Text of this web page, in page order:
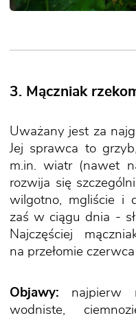
3. Mączniak
Uważany jest za
Jej sprawca to
m.in. wiatr (nawet
rozwija się
wilgotno, mgliście i
zaś w ciągu dnia -
Najczęściej
na przełomie
Objawy: najpierw
wodniste,